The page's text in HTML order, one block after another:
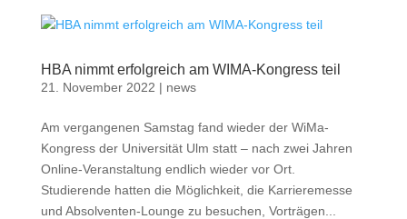
HBA nimmt erfolgreich am WIMA-Kongress teil
21. November 2022 | news
Am vergangenen Samstag fand wieder der WiMa-
Kongress der Universität Ulm statt – nach zwei Jahren
Online-Veranstaltung endlich wieder vor Ort.
Studierende hatten die Möglichkeit, die Karrieremesse
und Absolventen-Lounge zu besuchen, Vorträgen...